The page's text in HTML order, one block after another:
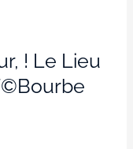
! Le Lieu